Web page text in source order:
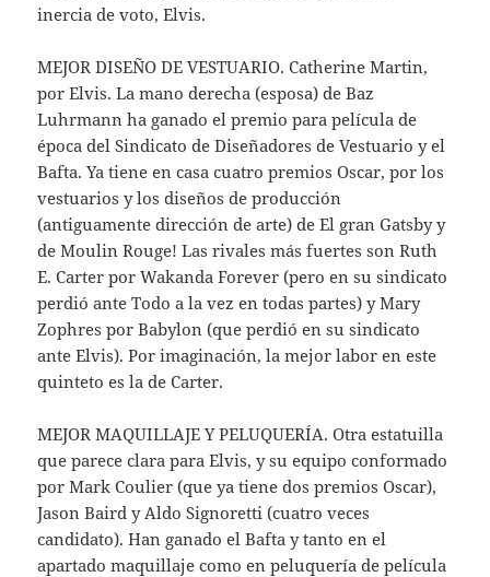
inercia de voto, Elvis.
MEJOR DISEÑO DE VESTUARIO. Catherine Martin,
por Elvis. La mano derecha (esposa) de Baz
Luhrmann ha ganado el premio para película de
época del Sindicato de Diseñadores de Vestuario y el
Bafta. Ya tiene en casa cuatro premios Oscar, por los
vestuarios y los diseños de producción
(antiguamente dirección de arte) de El gran Gatsby y
de Moulin Rouge! Las rivales más fuertes son Ruth
E. Carter por Wakanda Forever (pero en su sindicato
perdió ante Todo a la vez en todas partes) y Mary
Zophres por Babylon (que perdió en su sindicato
ante Elvis). Por imaginación, la mejor labor en este
quinteto es la de Carter.
MEJOR MAQUILLAJE Y PELUQUERÍA. Otra estatuilla
que parece clara para Elvis, y su equipo conformado
por Mark Coulier (que ya tiene dos premios Oscar),
Jason Baird y Aldo Signoretti (cuatro veces
candidato). Han ganado el Bafta y tanto en el
apartado maquillaje como en peluquería de película